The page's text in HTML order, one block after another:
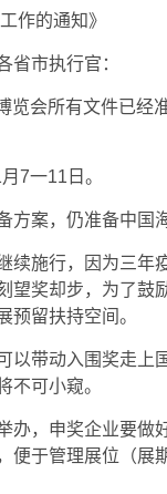
作的通知》
省市执行官：
览会所有文件已经
7一11日。
案，仍准备中国
续施行，因为三
望奖却步，为了鼓
预留扶持空间。
以带动入围奖走
不可小窥。
办，申奖企业要
便于管理展位（展